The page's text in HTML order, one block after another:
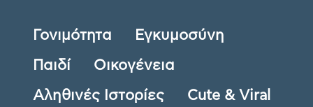
Γονιμότητα Εγκυμοσύνη
Παιδί Οικογένεια
Αληθινές Ιστορίες Cute & Viral